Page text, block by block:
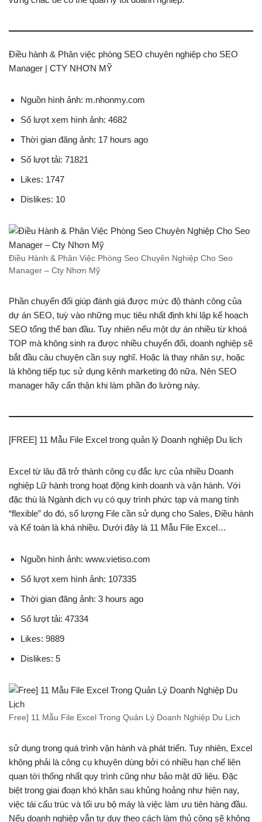
Điều hành & Phân việc phòng SEO chuyên nghiệp cho SEO
Manager | CTY NHƠN MỸ
Nguồn hình ảnh: m.nhonmy.com
Số lượt xem hình ảnh: 4682
Thời gian đăng ảnh: 17 hours ago
Số lượt tải: 71821
Likes: 1747
Dislikes: 10
Điều Hành & Phân Việc Phòng Seo Chuyên Nghiệp Cho Seo
Manager – Cty Nhơn Mỹ
Phần chuyển đổi giúp đánh giá được mức độ thành công của
dự án SEO, tuỳ vào những mục tiêu nhất định khi lập kế hoạch
SEO tổng thể ban đầu. Tuy nhiên nếu một dự án nhiều từ khoá
TOP mà không sinh ra được nhiều chuyển đổi, doanh nghiệp sẽ
bắt đầu câu chuyện cần suy nghĩ. Hoặc là thay nhân sự, hoặc
là không tiếp tục sử dụng kênh marketing đó nữa. Nên SEO
manager hãy cẩn thận khi làm phần đo lường này.
[FREE] 11 Mẫu File Excel trong quản lý Doanh nghiệp Du lịch
Excel từ lâu đã trở thành công cụ đắc lực của nhiều Doanh
nghiệp Lữ hành trong hoạt động kinh doanh và vận hành. Với
đặc thù là Ngành dịch vụ có quy trình phức tạp và mang tính
“flexible” do đó, số lượng File cần sử dụng cho Sales, Điều hành
và Kế toán là khá nhiều. Dưới đây là 11 Mẫu File Excel…
Nguồn hình ảnh: www.vietiso.com
Số lượt xem hình ảnh: 107335
Thời gian đăng ảnh: 3 hours ago
Số lượt tải: 47334
Likes: 9889
Dislikes: 5
Free] 11 Mẫu File Excel Trong Quản Lý Doanh Nghiệp Du Lịch
sử dụng trong quá trình vận hành và phát triển. Tuy nhiên, Excel
không phải là công cụ khuyên dùng bởi có nhiều hạn chế liên
quan tới thống nhất quy trình cũng như bảo mật dữ liệu. Đặc
biệt trong giai đoạn khó khăn sau khủng hoảng như hiện nay,
việc tái cấu trúc và tối ưu bộ máy là việc làm ưu tiên hàng đầu.
Nếu doanh nghiệp vẫn tư duy theo cách làm thủ công sẽ không